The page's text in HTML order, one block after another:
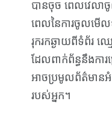
បានចុច ពេលវេលា
ពេលនៃការចូលមើល
រុករកឆ្ងាយពីទំព័រ ឈ្
ដែលពាក់ព័ន្ធនឹងកា
អាចប្រមូលព័ត៌មាន
របស់អ្នក។